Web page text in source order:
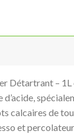
Détartrant – 1L
calcaires de
et